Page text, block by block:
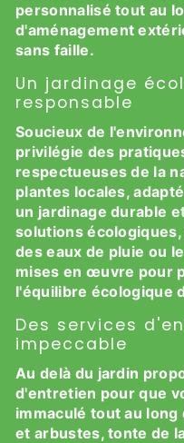
personnalisé tout au
d'aménagement
sans faille.
Un jardinage
responsable
Soucieux de
privilégie des
respectueuses de la
plantes locales,
un jardinage durable
solutions
des eaux de pluie ou
mises en œuvre pour
l'équilibre écologique
Des services
impeccable
Au delà du jardin
d'entretien pour que
immaculé tout au long
et arbustes, tonte de